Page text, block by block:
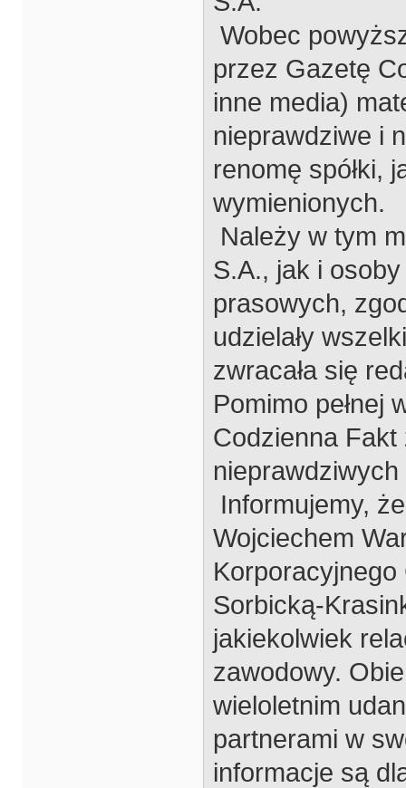
Wobec
przez Gazetę
inne media)
nieprawdziwe i
renomę spółki,
wymienionych.
Należy w tym
S.A., jak i
prasowych,
udzielały
zwracała się
Pomimo pełnej
Codzienna Fakt
Informujemy,
Wojciechem
Sorbicką-
jakiekolwiek
zawodowy.
wieloletnim
partnerami w
informacje są